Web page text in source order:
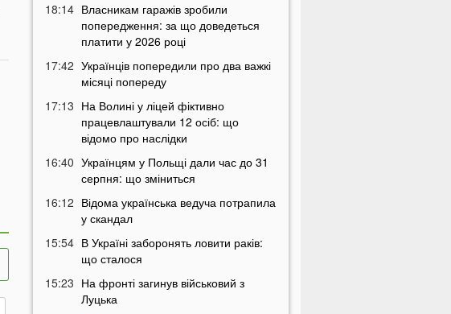
18:14 Власникам гаражів зробили
попередження: за що доведеться
платити у 2026 році
17:42 Українців попередили про два важкі
місяці попереду
17:13 На Волині у ліцей фіктивно
працевлаштували 12 осіб: що
відомо про наслідки
16:40 Українцям у Польщі дали час до 31
серпня: що зміниться
16:12 Відома українська ведуча потрапила
у скандал
15:54 В Україні заборонять ловити раків:
що сталося
15:23 На фронті загинув військовий з
Луцька